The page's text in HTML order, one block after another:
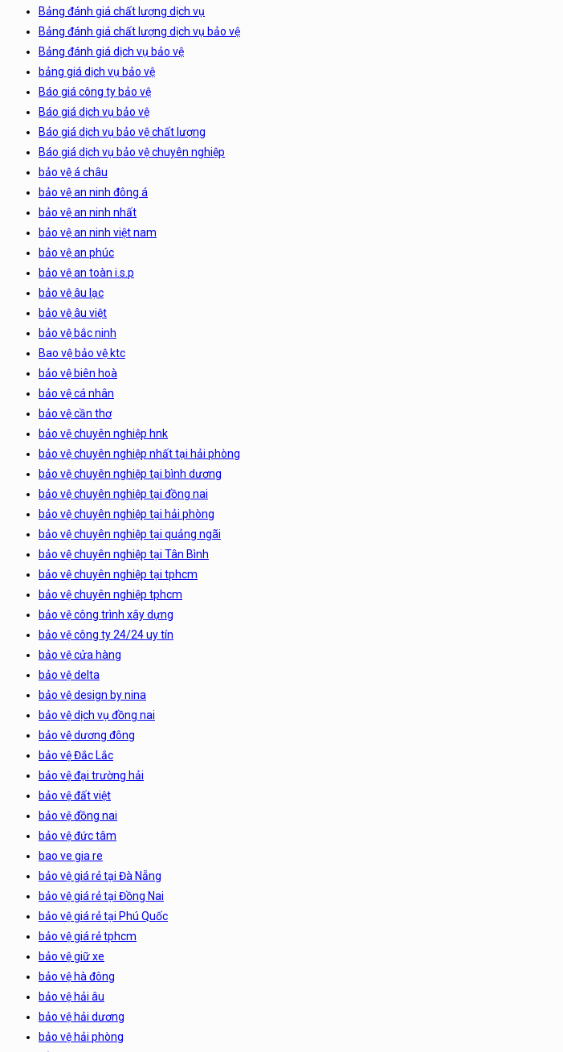
Bảng đánh giá chất lượng dịch vụ
Bảng đánh giá chất lượng dịch vụ bảo vệ
Bảng đánh giá dịch vụ bảo vệ
bảng giá dịch vụ bảo vệ
Báo giá công ty bảo vệ
Báo giá dịch vụ bảo vệ
Báo giá dịch vụ bảo vệ chất lượng
Báo giá dịch vụ bảo vệ chuyên nghiệp
bảo vệ á châu
bảo vệ an ninh đông á
bảo vệ an ninh nhất
bảo vệ an ninh việt nam
bảo vệ an phúc
bảo vệ an toàn i.s.p
bảo vệ âu lạc
bảo vệ âu việt
bảo vệ bắc ninh
Bao vệ bảo vệ ktc
bảo vệ biên hoà
bảo vệ cá nhân
bảo vệ cần thơ
bảo vệ chuyên nghiệp hnk
bảo vệ chuyên nghiệp nhất tại hải phòng
bảo vệ chuyên nghiệp tại bình dương
bảo vệ chuyên nghiệp tại đồng nai
bảo vệ chuyên nghiệp tại hải phòng
bảo vệ chuyên nghiệp tại quảng ngãi
bảo vệ chuyên nghiệp tại Tân Bình
bảo vệ chuyên nghiệp tại tphcm
bảo vệ chuyên nghiệp tphcm
bảo vệ công trình xây dựng
bảo vệ công ty 24/24 uy tín
bảo vệ cửa hàng
bảo vệ delta
bảo vệ design by nina
bảo vệ dịch vụ đồng nai
bảo vệ dương đông
bảo vệ Đắc Lắc
bảo vệ đại trường hải
bảo vệ đất việt
bảo vệ đồng nai
bảo vệ đức tâm
bao ve gia re
bảo vệ giá rẻ tại Đà Nẵng
bảo vệ giá rẻ tại Đồng Nai
bảo vệ giá rẻ tại Phú Quốc
bảo vệ giá rẻ tphcm
bảo vệ giữ xe
bảo vệ hà đông
bảo vệ hải âu
bảo vệ hải dương
bảo vệ hải phòng